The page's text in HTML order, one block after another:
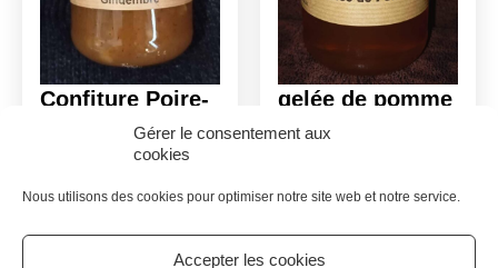
Gérer le consentement aux
cookies
Nous utilisons des cookies pour optimiser notre site web et notre service.
Accepter les cookies
Confiture Poire-
Gingembre BIO
7.90€
gelée de pomme
BIO
7.90€
Le
prix
7.11€
Le
prix